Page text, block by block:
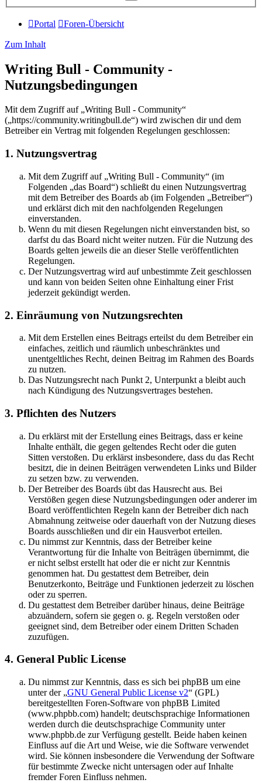
Portal Foren-Übersicht
Zum Inhalt
Writing Bull - Community -
Nutzungsbedingungen
Mit dem Zugriff auf „Writing Bull - Community“
(„https://community.writingbull.de“) wird zwischen dir und dem
Betreiber ein Vertrag mit folgenden Regelungen geschlossen:
1. Nutzungsvertrag
Mit dem Zugriff auf „Writing Bull - Community“ (im
Folgenden „das Board“) schließt du einen Nutzungsvertrag
mit dem Betreiber des Boards ab (im Folgenden „Betreiber“)
und erklärst dich mit den nachfolgenden Regelungen
einverstanden.
Wenn du mit diesen Regelungen nicht einverstanden bist, so
darfst du das Board nicht weiter nutzen. Für die Nutzung des
Boards gelten jeweils die an dieser Stelle veröffentlichten
Regelungen.
Der Nutzungsvertrag wird auf unbestimmte Zeit geschlossen
und kann von beiden Seiten ohne Einhaltung einer Frist
jederzeit gekündigt werden.
2. Einräumung von Nutzungsrechten
Mit dem Erstellen eines Beitrags erteilst du dem Betreiber ein
einfaches, zeitlich und räumlich unbeschränktes und
unentgeltliches Recht, deinen Beitrag im Rahmen des Boards
zu nutzen.
Das Nutzungsrecht nach Punkt 2, Unterpunkt a bleibt auch
nach Kündigung des Nutzungsvertrages bestehen.
3. Pflichten des Nutzers
Du erklärst mit der Erstellung eines Beitrags, dass er keine
Inhalte enthält, die gegen geltendes Recht oder die guten
Sitten verstoßen. Du erklärst insbesondere, dass du das Recht
besitzt, die in deinen Beiträgen verwendeten Links und Bilder
zu setzen bzw. zu verwenden.
Der Betreiber des Boards übt das Hausrecht aus. Bei
Verstößen gegen diese Nutzungsbedingungen oder anderer im
Board veröffentlichten Regeln kann der Betreiber dich nach
Abmahnung zeitweise oder dauerhaft von der Nutzung dieses
Boards ausschließen und dir ein Hausverbot erteilen.
Du nimmst zur Kenntnis, dass der Betreiber keine
Verantwortung für die Inhalte von Beiträgen übernimmt, die
er nicht selbst erstellt hat oder die er nicht zur Kenntnis
genommen hat. Du gestattest dem Betreiber, dein
Benutzerkonto, Beiträge und Funktionen jederzeit zu löschen
oder zu sperren.
Du gestattest dem Betreiber darüber hinaus, deine Beiträge
abzuändern, sofern sie gegen o. g. Regeln verstoßen oder
geeignet sind, dem Betreiber oder einem Dritten Schaden
zuzufügen.
4. General Public License
Du nimmst zur Kenntnis, dass es sich bei phpBB um eine
unter der „GNU General Public License v2“ (GPL)
bereitgestellten Foren-Software von phpBB Limited
(www.phpbb.com) handelt; deutschsprachige Informationen
werden durch die deutschsprachige Community unter
www.phpbb.de zur Verfügung gestellt. Beide haben keinen
Einfluss auf die Art und Weise, wie die Software verwendet
wird. Sie können insbesondere die Verwendung der Software
für bestimmte Zwecke nicht untersagen oder auf Inhalte
fremder Foren Einfluss nehmen.